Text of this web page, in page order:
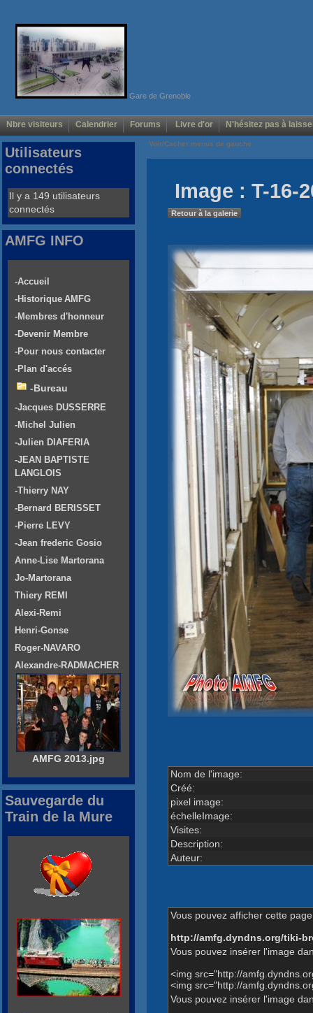
Gare de Grenoble
Nbre visiteurs Calendrier Forums Livre d'or N'hésitez pas à
Voir/Cacher menus de gauche
Image : T-16-
Retour à la galerie
Nom de l'image:
Créé:
pixel image:
échelleImage:
Visites:
Description:
Auteur:
Vous pouvez afficher cette
http://amfg.dyndns.org/tiki-
Vous pouvez insérer l'image
<img src="http://
<img src="http://
Vous pouvez insérer l'image
Utilisateurs
connectés
Il y a 149 utilisateurs
connectés
AMFG INFO
-Accueil
-Historique AMFG
-Membres d'honneur
-Devenir Membre
-Pour nous contacter
-Plan d'accés
-Bureau
-Jacques DUSSERRE
-Michel Julien
-Julien DIAFERIA
-JEAN BAPTISTE
LANGLOIS
-Thierry NAY
-Bernard BERISSET
-Pierre LEVY
-Jean frederic Gosio
Anne-Lise Martorana
Jo-Martorana
Thiery REMI
Alexi-Remi
Henri-Gonse
Roger-NAVARO
Alexandre-RADMACHER
AMFG 2013.jpg
Sauvegarde du
Train de la Mure